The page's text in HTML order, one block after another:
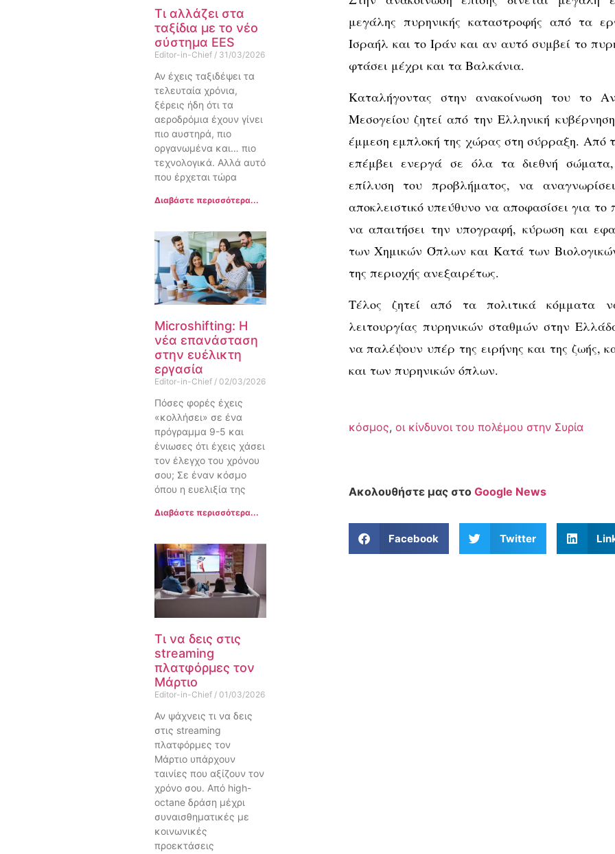
Τι αλλάζει στα
ταξίδια με το νέο
σύστημα EES
Editor-in-Chief 31/03/2026
Αν έχεις ταξιδέψει τα
τελευταία χρόνια,
ξέρεις ήδη ότι τα
αεροδρόμια έχουν γίνει
πιο αυστηρά, πιο
οργανωμένα και… πιο
τεχνολογικά. Αλλά αυτό
που έρχεται τώρα
Διαβάστε περισσότερα...
Microshifting: Η
νέα επανάσταση
στην ευέλικτη
εργασία
Editor-in-Chief 02/03/2026
Πόσες φορές έχεις
«κολλήσει» σε ένα
πρόγραμμα 9-5 και
ένιωσες ότι έχεις χάσει
τον έλεγχο του χρόνου
σου; Σε έναν κόσμο
όπου η ευελιξία της
Διαβάστε περισσότερα...
Τι να δεις στις
streaming
πλατφόρμες τον
Μάρτιο
Editor-in-Chief 01/03/2026
Αν ψάχνεις τι να δεις
στις streaming
πλατφόρμες τον
Μάρτιο υπάρχουν
ταινίες που αξίζουν τον
χρόνο σου. Από high-
octane δράση μέχρι
συναισθηματικές με
κοινωνικές
προεκτάσεις
μεγάλης πυρηνικής καταστροφής από τα
Ισραήλ και το Ιράν και αν αυτό συμβεί το
φτάσει μέχρι και τα Βαλκάνια.
Καταλήγοντας στην ανακοίνωση του το
Μεσογείου ζητεί από την Ελληνική
έμμεση εμπλοκή της χώρας στη σύρραξη. Από
επέμβει ενεργά σε όλα τα διεθνή σώματα,
επίλυση του προβλήματος, να
αποκλειστικό υπεύθυνο να αποφασίσει για
να απαιτήσει την υπογραφή, κύρωση και
των Χημικών Όπλων και Κατά των
της περιοχής ανεξαιρέτως.
Τέλος ζητεί από τα πολιτικά κόμματα
λειτουργίας πυρηνικών σταθμών στην
να παλέψουν υπέρ της ειρήνης και της ζωής,
και των πυρηνικών όπλων.
κόσμος, οι κίνδυνοι του πολέμου στην Συρία
Ακολουθήστε μας στο Google News
Facebook Twitter